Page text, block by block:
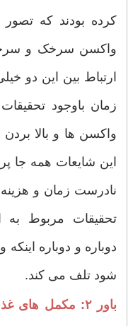
کرده بودند که تصور
واکسن سرخک و
ارتباط بین این دو
زمان باوجود
واکسن ها و بالا بردن
این شایعات همه جا
نادرست زمان و
تحقیقات مربوط به
دوباره و دوباره
شود تلف می کند.
باور ۲: مکمل